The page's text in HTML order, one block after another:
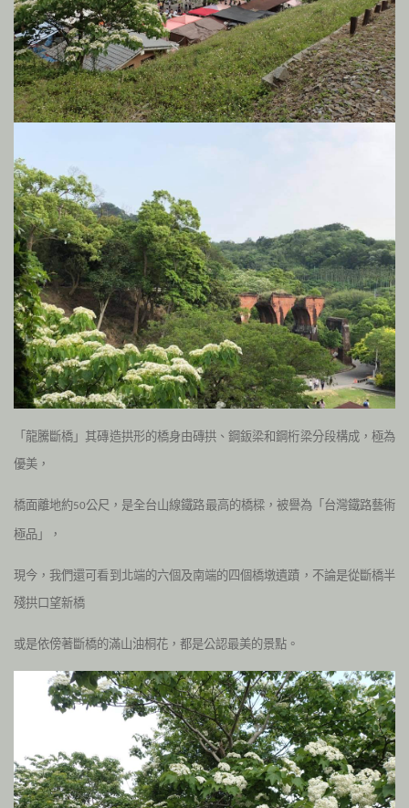
「龍騰斷橋」其磚造拱形的橋身由磚拱、鋼鈑梁和鋼桁梁分段構成，極為
優美，
橋面離地約50公尺，是全台山線鐵路最高的橋樑，被譽為「台灣鐵路藝術
極品」，
現今，我們還可看到北端的六個及南端的四個橋墩遺蹟，不論是從斷橋半
殘拱口望新橋
或是依傍著斷橋的滿山油桐花，都是公認最美的景點。